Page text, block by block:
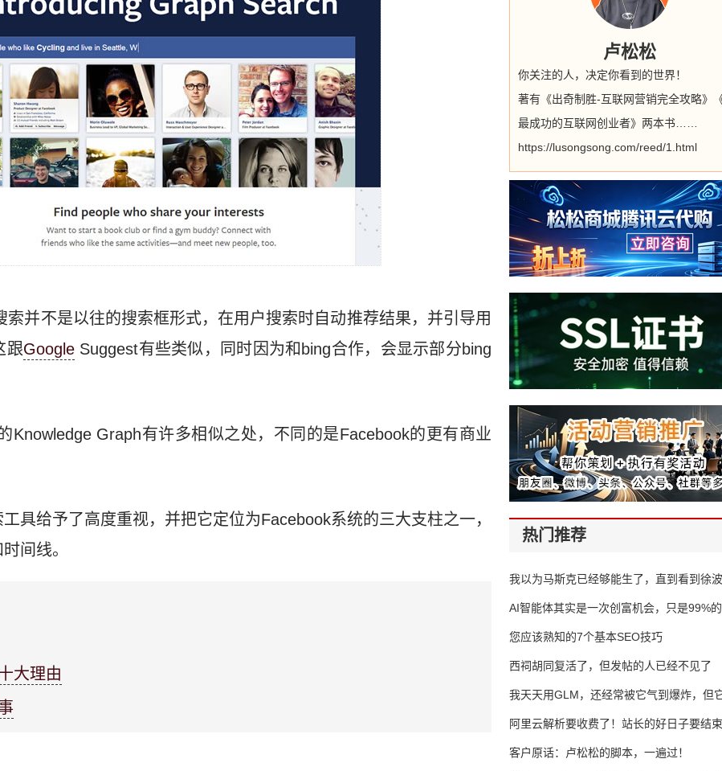
索并不是以往的搜索框形式，在用户搜索时自动推荐结果，并引导用
跟Google Suggest有些类似，同时因为和bing合作，会显示部分bing
Knowledge Graph有许多相似之处，不同的是Facebook的更有商业
具给予了高度重视，并把它定位为Facebook系统的三大支柱之一，
间线。
大理由
卢松松
你关注的人，决定你看到的世界！
著有《出奇制胜-互联网营销完全攻略》
最成功的互联网创业者》两本书……
https://lusongsong.com/reed/1.html
热门推荐
我以为马斯克已经够能生了，直到看到
AI智能体其实是一次创富机会，只是99%
错过了
您应该熟知的7个基本SEO技巧
西祠胡同复活了，但发帖的人已经不见了
我天天用GLM，还经常被它气到爆炸，但
16万亿
阿里云解析要收费了！站长的好日子要结
客户原话：卢松松的脚本，一遍过！